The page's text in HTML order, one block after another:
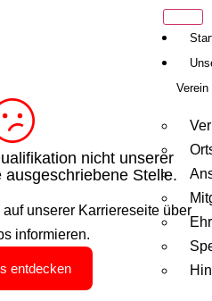
Verein
nicht unserer
Stelle.
unserer Karriereseite über
informieren.
entdecken